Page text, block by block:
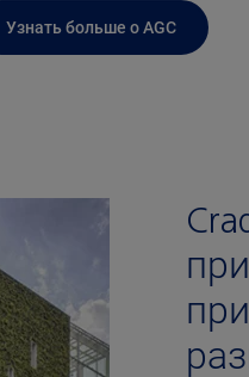
Узнать больше о AGC